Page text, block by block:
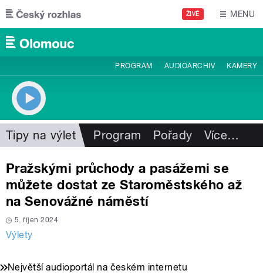
Přejít k hlavnímu obsahu
ŽIVĚ MENU
PROGRAM AUDIOARCHIV KAMERY
Tipy na výlet Program Pořady Více…
Pražskými průchody a pasážemi se
můžete dostat ze Staroměstského až
na Senovážné náměstí
5. říjen 2024
Výlety
Největší audioportál na českém internetu